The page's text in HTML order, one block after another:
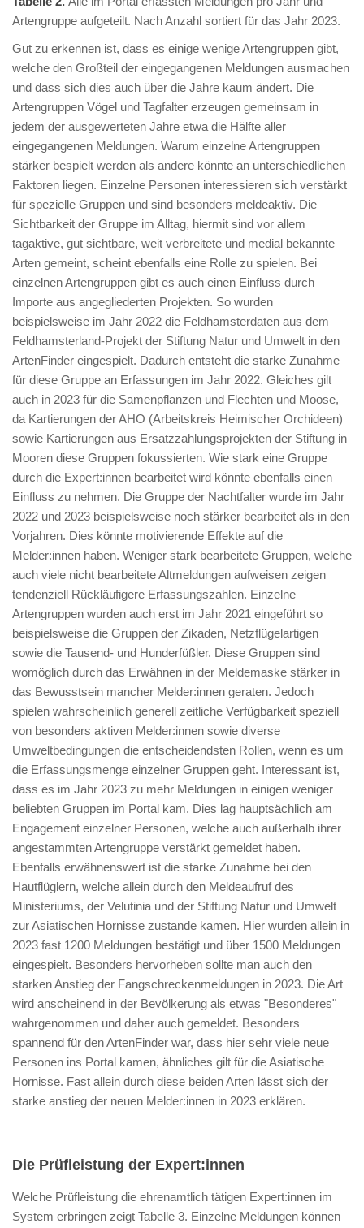
Artengruppe aufgeteilt. Nach Anzahl sortiert für das Jahr 2023.
Gut zu erkennen ist, dass es einige wenige Artengruppen gibt,
welche den Großteil der eingegangenen Meldungen ausmachen
und dass sich dies auch über die Jahre kaum ändert. Die
Artengruppen Vögel und Tagfalter erzeugen gemeinsam in
jedem der ausgewerteten Jahre etwa die Hälfte aller
eingegangenen Meldungen. Warum einzelne Artengruppen
stärker bespielt werden als andere könnte an unterschiedlichen
Faktoren liegen. Einzelne Personen interessieren sich verstärkt
für spezielle Gruppen und sind besonders meldeaktiv. Die
Sichtbarkeit der Gruppe im Alltag, hiermit sind vor allem
tagaktive, gut sichtbare, weit verbreitete und medial bekannte
Arten gemeint, scheint ebenfalls eine Rolle zu spielen. Bei
einzelnen Artengruppen gibt es auch einen Einfluss durch
Importe aus angegliederten Projekten. So wurden
beispielsweise im Jahr 2022 die Feldhamsterdaten aus dem
Feldhamsterland-Projekt der Stiftung Natur und Umwelt in den
ArtenFinder eingespielt. Dadurch entsteht die starke Zunahme
für diese Gruppe an Erfassungen im Jahr 2022. Gleiches gilt
auch in 2023 für die Samenpflanzen und Flechten und Moose,
da Kartierungen der AHO (Arbeitskreis Heimischer Orchideen)
sowie Kartierungen aus Ersatzzahlungsprojekten der Stiftung in
Mooren diese Gruppen fokussierten. Wie stark eine Gruppe
durch die Expert:innen bearbeitet wird könnte ebenfalls einen
Einfluss zu nehmen. Die Gruppe der Nachtfalter wurde im Jahr
2022 und 2023 beispielsweise noch stärker bearbeitet als in den
Vorjahren. Dies könnte motivierende Effekte auf die
Melder:innen haben. Weniger stark bearbeitete Gruppen, welche
auch viele nicht bearbeitete Altmeldungen aufweisen zeigen
tendenziell Rückläufigere Erfassungszahlen. Einzelne
Artengruppen wurden auch erst im Jahr 2021 eingeführt so
beispielsweise die Gruppen der Zikaden, Netzflügelartigen
sowie die Tausend- und Hunderfüßler. Diese Gruppen sind
womöglich durch das Erwähnen in der Meldemaske stärker in
das Bewusstsein mancher Melder:innen geraten. Jedoch
spielen wahrscheinlich generell zeitliche Verfügbarkeit speziell
von besonders aktiven Melder:innen sowie diverse
Umweltbedingungen die entscheidendsten Rollen, wenn es um
die Erfassungsmenge einzelner Gruppen geht. Interessant ist,
dass es im Jahr 2023 zu mehr Meldungen in einigen weniger
beliebten Gruppen im Portal kam. Dies lag hauptsächlich am
Engagement einzelner Personen, welche auch außerhalb ihrer
angestammten Artengruppe verstärkt gemeldet haben.
Ebenfalls erwähnenswert ist die starke Zunahme bei den
Hautflüglern, welche allein durch den Meldeaufruf des
Ministeriums, der Velutinia und der Stiftung Natur und Umwelt
zur Asiatischen Hornisse zustande kamen. Hier wurden allein in
2023 fast 1200 Meldungen bestätigt und über 1500 Meldungen
eingespielt. Besonders hervorheben sollte man auch den
starken Anstieg der Fangschreckenmeldungen in 2023. Die Art
wird anscheinend in der Bevölkerung als etwas "Besonderes"
wahrgenommen und daher auch gemeldet. Besonders
spannend für den ArtenFinder war, dass hier sehr viele neue
Personen ins Portal kamen, ähnliches gilt für die Asiatische
Hornisse. Fast allein durch diese beiden Arten lässt sich der
starke anstieg der neuen Melder:innen in 2023 erklären.
Die Prüfleistung der Expert:innen
Welche Prüfleistung die ehrenamtlich tätigen Expert:innen im
System erbringen zeigt Tabelle 3. Einzelne Meldungen können